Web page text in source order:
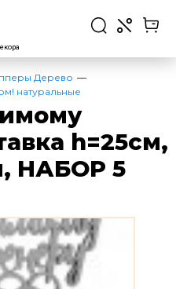
Дерево
натуральные
h=25см,
НАБОР 5